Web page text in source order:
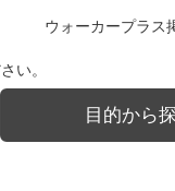
ウォーカープラス
い。
目的から